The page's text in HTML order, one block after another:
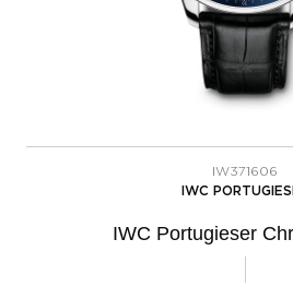
IW371606
IWC
IWC Portugieser